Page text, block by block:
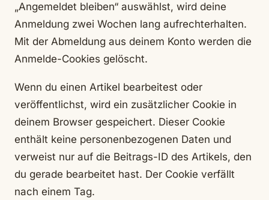
„Angemeldet bleiben“ auswählst, wird deine
Anmeldung zwei Wochen lang aufrechterhalten.
Mit der Abmeldung aus deinem Konto werden die
Anmelde-Cookies gelöscht.
Wenn du einen Artikel bearbeitest oder
veröffentlichst, wird ein zusätzlicher Cookie in
deinem Browser gespeichert. Dieser Cookie
enthält keine personenbezogenen Daten und
verweist nur auf die Beitrags-ID des Artikels, den
du gerade bearbeitet hast. Der Cookie verfällt
nach einem Tag.